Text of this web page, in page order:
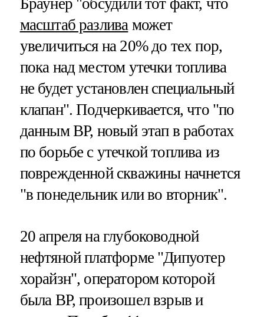
Браунер "обсудили тот факт, что
масштаб разливаможет
увеличиться на 20% до тех пор,
пока над местом утечки топлива
не будет установлен специальный
клапан". Подчеркивается, что "по
данным ВР, новый этап в работах
по борьбе с утечкой топлива из
поврежденной скважины начнется
"в понедельник или во вторник".
20 апреля на глубоководной
нефтяной платформе "Дипуотер
хорайзн", оператором которой
была ВР, произошел взрыв и